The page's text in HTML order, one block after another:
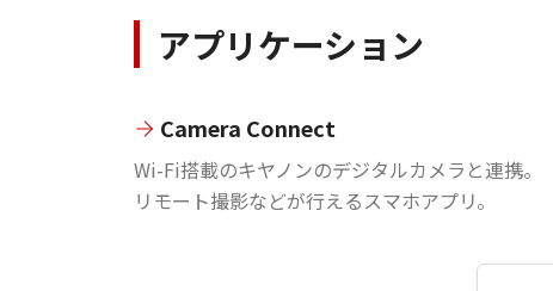
アプリケーション
Camera Connect
Wi-Fi搭載のキヤノンのデジタルカメラと連携。
リモート撮影などが行えるスマホアプリ。